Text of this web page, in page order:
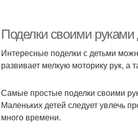
Поделки своими руками
Интересные поделки с детьми
развивает мелкую моторику рук, а
Самые простые поделки своими
Маленьких детей следует увлечь
много времени.